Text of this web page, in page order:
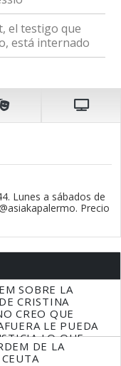
el testigo que
está internado
Lunes a sábados de
Precio
SOBRE LA
CRISTINA
CREO QUE
LE PUEDA
LO QUE
DE LA